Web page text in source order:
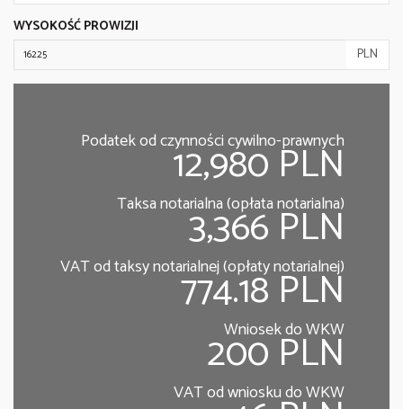
WYSOKOŚĆ PROWIZJI
PLN
Podatek od czynności cywilno-prawnych
12,980 PLN
Taksa notarialna (opłata notarialna)
3,366 PLN
VAT od taksy notarialnej (opłaty notarialnej)
774.18 PLN
Wniosek do WKW
200 PLN
VAT od wniosku do WKW